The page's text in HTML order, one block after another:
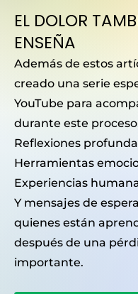
EL DOLOR
ENSEÑA
Además de estos
creado una serie
YouTube para
durante este
Reflexiones
Herramientas
Experiencias
Y mensajes de
quienes están
después de una
importante.